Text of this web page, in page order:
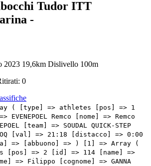
Tudor ITT
-
2023 19,6km Dislivello 100m
0
=> 22:13 [distacco] => 0:55 [idx] => [localita] => [abbuono] => ) [9] => Array ( [type] => athletes [pos] => 10 [id] => 51 [name] => VLASOV Aleksandr [nome] => Aleksandr [cognome] => VLASOV [team] => BORA - HANSGROHE [sigla_team] => BOH [val] => 22:13 [distacco] => 0:55 [idx] => [localita] => [abbuono] => ) [10] => Array ( [type] => athletes [pos] => 11 [id] => 102 [name] => ARMIRAIL Bruno [nome] => Bruno [cognome] => ARMIRAIL [team] => GROUPAMA - FDJ [sigla_team] => GFC [val] => 22:15 [distacco] => 0:57 [idx] => [localita] => [abbuono] => ) [11] => Array ( [type] => athletes [pos] => 12 [id] => 201 [name] => PEDERSEN Mads [nome] => Mads [cognome] => PEDERSEN [team] => TREK - SEGAFREDO [sigla_team] => TFS [val] => 22:20 [distacco] => 01:02 [idx] => [localita] => [abbuono] => ) [12] => Array ( [type] => athletes [pos] => 13 [id] => 191 [name] => MATTHEWS Michael [nome] => Michael [cognome] => MATTHEWS [team] => TEAM JAYCO ALULA [sigla_team] => JAY [val] => 22:27 [distacco] => 01:09 [idx] => [localita] => [abbuono] => ) [13] => Array ( [type] => athletes [pos] => 14 [id] => 194 [name] => HEPBURN Michael [nome] => Michael [cognome] => HEPBURN [team] => TEAM JAYCO ALULA [sigla_team] => JAY [val] => 22:27 [distacco] => 01:09 [idx] => [localita] => [abbuono] => ) [14] => Array ( [type] => athletes [pos] => 15 [id] => 152 [name] => BARTA William [nome] => William [cognome] => BARTA [team] => MOVISTAR TEAM [sigla_team] => MOV [val] => 22:29 [distacco] => 01:11 [idx] => [localita] => [abbuono] => ) [15] => Array ( [type] => athletes [pos] => 16 [id] => 7 [name] => VAN WILDER Ilan [nome] => Ilan [cognome] => VAN WILDER [team] => SOUDAL QUICK-STEP [sigla_team] => SOQ [val] => 22:30 [distacco] => 01:12 [idx] => [localita] => [abbuono] => ) [16] => Array ( [type] => athletes [pos] => 17 [id] => 75 [name] => DE BOD Stefan [nome] => Stefan [cognome] => DE BOD [team] => EF EDUCATION - EASYPOST [sigla_team] => EFE [val] => 22:32 [distacco] => 01:14 [idx] => [localita] => [abbuono] => ) [17] => Array ( [type] => athletes [pos] => 18 [id] => 203 [name] => HOOLE Daan [nome] => Daan [cognome] => HOOLE [team] => TREK - SEGAFREDO [sigla_team] => TFS [val] => 22:35 [distacco] => 01:17 [idx] => [localita] => [abbuono] => ) [18] => Array ( [type] => athletes [pos] => 19 [id] => 116 [name] => SIVAKOV Pavel [nome] => Pavel [cognome] => SIVAKOV [team] => INEOS GRENADIERS [sigla_team] => IGD [val] => 22:36 [distacco] => 01:18 [idx] => [localita] => [abbuono] => ) [19] => Array ( [type] => athletes [pos] => 20 [id] => 181 [name] => LEKNESSUND Andreas [nome] => Andreas [cognome] => LEKNESSUND [team] => TEAM DSM [sigla_team] => DSM [val] => 22:36 [distacco] => 01:18 [idx] => [localita] => [abbuono] => ) [20] => Array ( [type] => athletes [pos] => 21 [id] => 3 [name] => CATTANEO Mattia [nome] => Mattia [cognome] => CATTANEO [team] => SOUDAL QUICK-STEP [sigla_team] => SOQ [val] => 22:41 [distacco] => 01:23 [idx] => [localita] => [abbuono] => ) [21] => Array ( [type] => athletes [pos] => 22 [id] => 56 [name] => KAMNA Lennard [nome] => Lennard [cognome] => KAMNA [team] => BORA - HANSGROHE [sigla_team] => BOH [val] => 22:41 [distacco] => 01:23 [idx] => [localita] => [abbuono] => ) [22] => Array ( [type] => athletes [pos] => 23 [id] => 54 [name] => DENZ Nico [nome] => Nico [cognome] => DENZ [team] => BORA - HANSGROHE [sigla_team] => BOH [val] => 22:41 [distacco] => 01:23 [idx] => [localita] => [abbuono] => ) [23] => Array ( [type] => athletes [pos] => 24 [id] => 193 [name] => DUNBAR Edward [nome] => Edward [cognome] => DUNBAR [team] => TEAM JAYCO ALULA [sigla_team] => JAY [val] => 22:43 [distacco] => 01:25 [idx] => [localita] => [abbuono] => ) [24] => Array ( [type] => athletes [pos] => 25 [id] => 142 [name] => AFFINI Edoardo [nome] => Edoardo [cognome] => AFFINI [team] => JUMBO-VISMA [sigla_team] => TJV [val] => 22:44 [distacco] => 01:26